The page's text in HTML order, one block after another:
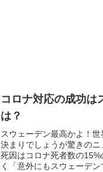
コロナ対応の成功は
は？
スウェーデン最高かよ！
決まりでしょうが驚きの
死因はコロナ死者数の
く「意外にもスウェーデ